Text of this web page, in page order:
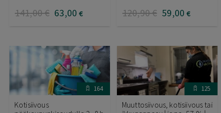
141,00€ 63,00 € 120,90€ 59,00 €
164
Kotisiivous
125
Muuttosiivous, kotisiivous tai